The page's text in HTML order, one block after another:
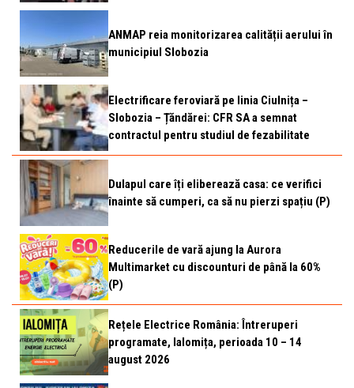
ANMAP reia monitorizarea calității aerului în
municipiul Slobozia
Electrificare feroviară pe linia Ciulnița –
Slobozia – Țăndărei: CFR SA a semnat
contractul pentru studiul de fezabilitate
Dulapul care îți eliberează casa: ce verifici
înainte să cumperi, ca să nu pierzi spațiu (P)
Reducerile de vară ajung la Aurora
Multimarket cu discounturi de până la 60%
(P)
Rețele Electrice România: Întreruperi
programate, Ialomița, perioada 10 – 14
august 2026